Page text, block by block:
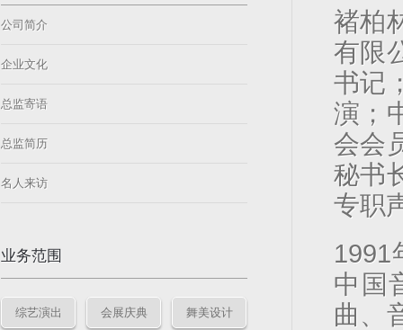
公司简介
企业文化
总监寄语
总监简历
名人来访
业务范围
综艺演出 会展庆典 舞美设计
褚柏
有限
书记
演；
会会
秘书
专职
1991
中国
曲、